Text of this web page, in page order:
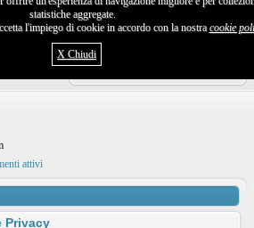
(@cistite.info)
attivi
Privacy
statistiche aggregate.
l'impiego di cookie in accordo con la nostracookie
X Chiudi